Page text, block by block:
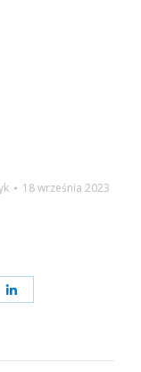
18 września 2023